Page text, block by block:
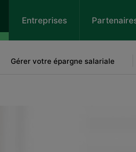
Gérer votre épargne salariale
Entreprises